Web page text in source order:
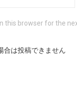
this browser for the
合は投稿できません